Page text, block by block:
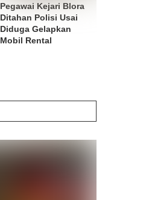
Pegawai Kejari Blora
Ditahan Polisi Usai
Diduga Gelapkan
Mobil Rental